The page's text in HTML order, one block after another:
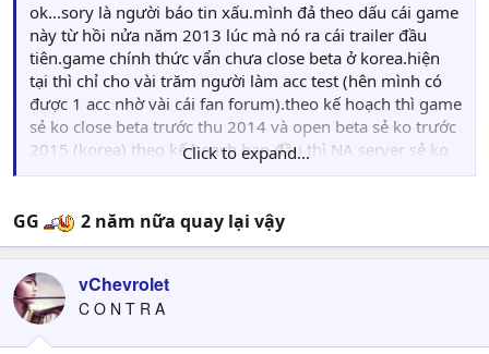
ok...sory là người báo tin xấu.mình đả theo dấu cái game
này từ hồi nửa năm 2013 lúc mà nó ra cái trailer đầu
tiên.game chính thức vẩn chưa close beta ở korea.hiện
tại thì chỉ cho vài trăm người làm acc test (hên mình có
được 1 acc nhờ vài cái fan forum).theo kế hoạch thì game
sẻ ko close beta trước thu 2014 và open beta sẻ ko trước
2015 (korea) theo kế hoạch ban đầu thì NA server sẻ ko
ra mắt trước 2015 nhưng theo tình hình hiện nay chắc
Click to expand...
GG 2 năm nữa quay lại vậy
vChevrolet
C O N T R A